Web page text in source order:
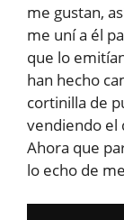
me gustan,
me uní a él
que lo
han hecho
cortinilla de
vendiendo el
Ahora que
lo echo de